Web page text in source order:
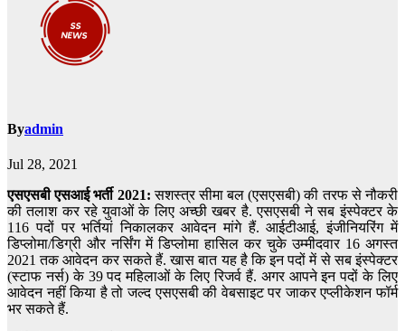
Byadmin
Jul 28, 2021
एसएसबी एसआई भर्ती 2021: सशस्त्र सीमा बल (एसएसबी) की तरफ से नौकरी
की तलाश कर रहे युवाओं के लिए अच्छी खबर है. एसएसबी ने सब इंस्पेक्टर के
116 पदों पर भर्तियां निकालकर आवेदन मांगे हैं. आईटीआई, इंजीनियरिंग में
डिप्लोमा/डिग्री और नर्सिंग में डिप्लोमा हासिल कर चुके उम्मीदवार 16 अगस्त
2021 तक आवेदन कर सकते हैं. खास बात यह है कि इन पदों में से सब इंस्पेक्टर
(स्टाफ नर्स) के 39 पद महिलाओं के लिए रिजर्व हैं. अगर आपने इन पदों के लिए
आवेदन नहीं किया है तो जल्द एसएसबी की वेबसाइट पर जाकर एप्लीकेशन फॉर्म
भर सकते हैं.